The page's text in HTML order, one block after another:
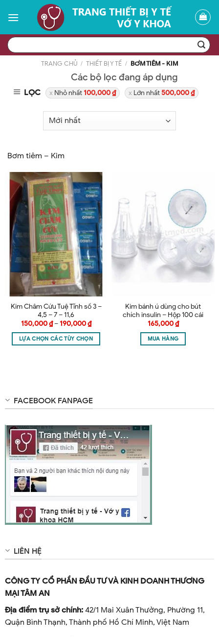
Tìm
kiếm:
TRANG CHỦ / THIẾT BỊ Y TẾ / BƠM TIÊM - KIM
LỌC
Các bộ lọc đang áp dụng
Nhỏ nhất100,000₫ Lớn nhất500,000₫
Bơm tiêm – Kim
Kim Châm Cứu Tuệ Tĩnh số 3 –
4,5 – 7 – 11,6
150,000₫–190,000₫
LỰA CHỌN CÁC TÙY CHỌN
Kim bánh ú dùng cho bút
chích insulin – Hộp 100 cái
165,000₫
MUA HÀNG
FACEBOOK FANPAGE
LIÊN HỆ
CÔNG TY CỔ PHẦN ĐẦU TƯ VÀ KINH DOANH THƯƠNG
MẠI TÂM AN
Địa điểm trụ sở chính:42/1 Mai Xuân Thưởng, Phường 11,
Quận Bình Thạnh, Thành phố Hồ Chí Minh, Việt Nam